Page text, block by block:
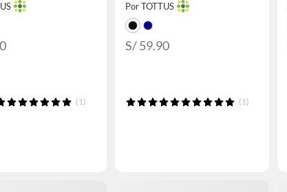
(1)
Por TOTTUS
S/ 59.90
(1)